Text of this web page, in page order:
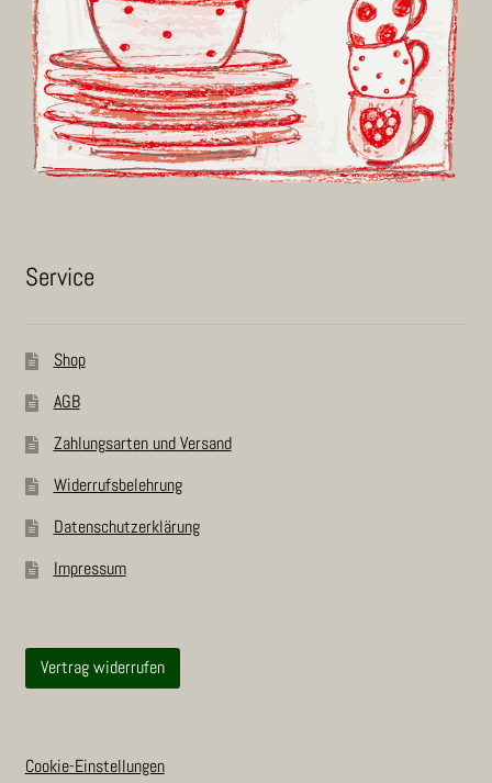
Ser­vice
Shop
AGB
Zah­lungs­ar­ten und Versand
Wider­rufs­be­leh­rung
Daten­schutz­er­klä­rung
Impres­sum
Vertrag widerrufen
Cookie-Einstellungen